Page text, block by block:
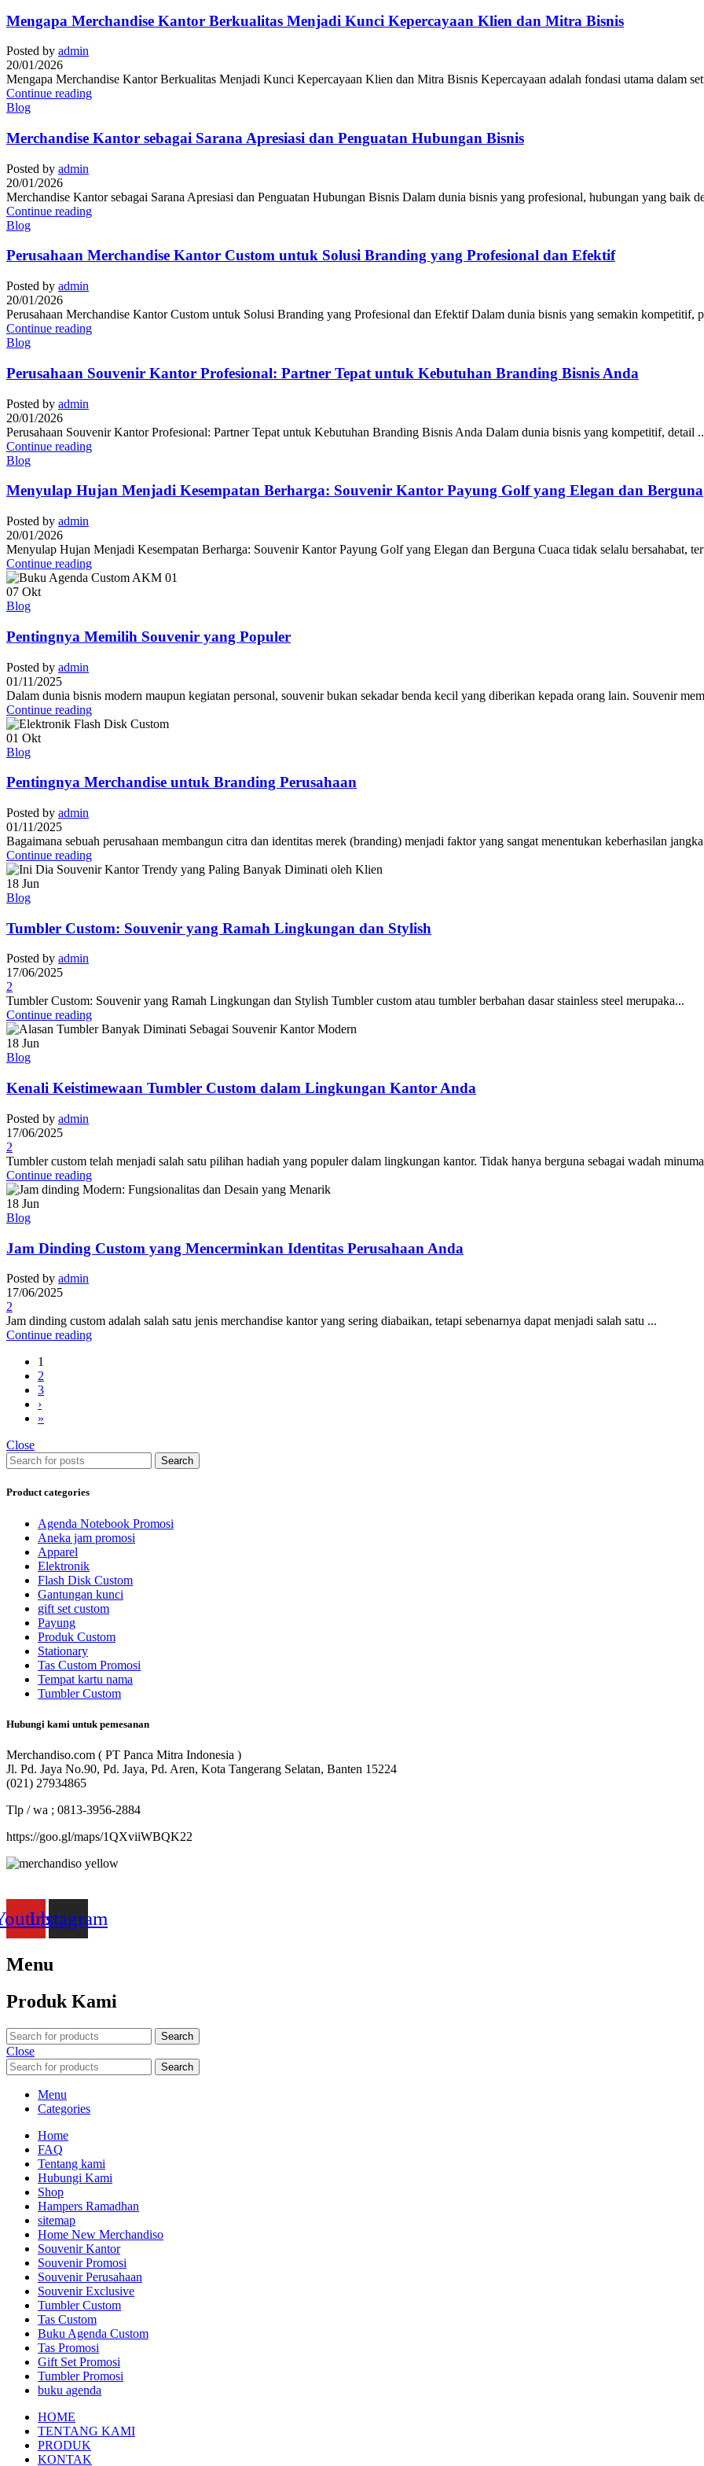
Mengapa Merchandise Kantor Berkualitas Menjadi Kunci Kepercayaan Klien dan Mitra Bisnis
Posted by admin
20/01/2026
Mengapa Merchandise Kantor Berkualitas Menjadi Kunci Kepercayaan Klien dan Mitra Bisnis Kepercayaan adalah fondasi utama dalam
Continue reading
Blog
Merchandise Kantor sebagai Sarana Apresiasi dan Penguatan Hubungan Bisnis
Posted by admin
20/01/2026
Merchandise Kantor sebagai Sarana Apresiasi dan Penguatan Hubungan Bisnis Dalam dunia bisnis yang profesional, hubungan yang baik
Continue reading
Blog
Perusahaan Merchandise Kantor Custom untuk Solusi Branding yang Profesional dan Efektif
Posted by admin
20/01/2026
Perusahaan Merchandise Kantor Custom untuk Solusi Branding yang Profesional dan Efektif Dalam dunia bisnis yang semakin kompetitif,
Continue reading
Blog
Perusahaan Souvenir Kantor Profesional: Partner Tepat untuk Kebutuhan Branding Bisnis Anda
Posted by admin
20/01/2026
Perusahaan Souvenir Kantor Profesional: Partner Tepat untuk Kebutuhan Branding Bisnis Anda Dalam dunia bisnis yang kompetitif, detail
Continue reading
Blog
Menyulap Hujan Menjadi Kesempatan Berharga: Souvenir Kantor Payung Golf yang Elegan dan Berguna
Posted by admin
20/01/2026
Menyulap Hujan Menjadi Kesempatan Berharga: Souvenir Kantor Payung Golf yang Elegan dan Berguna Cuaca tidak selalu bersahabat,
Continue reading
07 Okt
Blog
Pentingnya Memilih Souvenir yang Populer
Posted by admin
01/11/2025
Dalam dunia bisnis modern maupun kegiatan personal, souvenir bukan sekadar benda kecil yang diberikan kepada orang lain. Souvenir
Continue reading
01 Okt
Blog
Pentingnya Merchandise untuk Branding Perusahaan
Posted by admin
01/11/2025
Bagaimana sebuah perusahaan membangun citra dan identitas merek (branding) menjadi faktor yang sangat menentukan keberhasilan
Continue reading
18 Jun
Blog
Tumbler Custom: Souvenir yang Ramah Lingkungan dan Stylish
Posted by admin
17/06/2025
2
Tumbler Custom: Souvenir yang Ramah Lingkungan dan Stylish Tumbler custom atau tumbler berbahan dasar stainless steel merupaka...
Continue reading
18 Jun
Blog
Kenali Keistimewaan Tumbler Custom dalam Lingkungan Kantor Anda
Posted by admin
17/06/2025
2
Tumbler custom telah menjadi salah satu pilihan hadiah yang populer dalam lingkungan kantor. Tidak hanya berguna sebagai wadah
Continue reading
18 Jun
Blog
Jam Dinding Custom yang Mencerminkan Identitas Perusahaan Anda
Posted by admin
17/06/2025
2
Jam dinding custom adalah salah satu jenis merchandise kantor yang sering diabaikan, tetapi sebenarnya dapat menjadi salah satu ...
Continue reading
1
2
3
›
»
Close
Search
Product categories
Agenda Notebook Promosi
Aneka jam promosi
Apparel
Elektronik
Flash Disk Custom
Gantungan kunci
gift set custom
Payung
Produk Custom
Stationary
Tas Custom Promosi
Tempat kartu nama
Tumbler Custom
Hubungi kami untuk pemesanan
Merchandiso.com ( PT Panca Mitra Indonesia )
Jl. Pd. Jaya No.90, Pd. Jaya, Pd. Aren, Kota Tangerang Selatan, Banten 15224
(021) 27934865
Tlp / wa ; 0813-3956-2884
https://goo.gl/maps/1QXviiWBQK22
Instagram
Menu
Produk Kami
Search
Close
Search
Menu
Categories
Home
FAQ
Tentang kami
Hubungi Kami
Shop
Hampers Ramadhan
sitemap
Home New Merchandiso
Souvenir Kantor
Souvenir Promosi
Souvenir Perusahaan
Souvenir Exclusive
Tumbler Custom
Tas Custom
Buku Agenda Custom
Tas Promosi
Gift Set Promosi
Tumbler Promosi
buku agenda
HOME
TENTANG KAMI
PRODUK
KONTAK